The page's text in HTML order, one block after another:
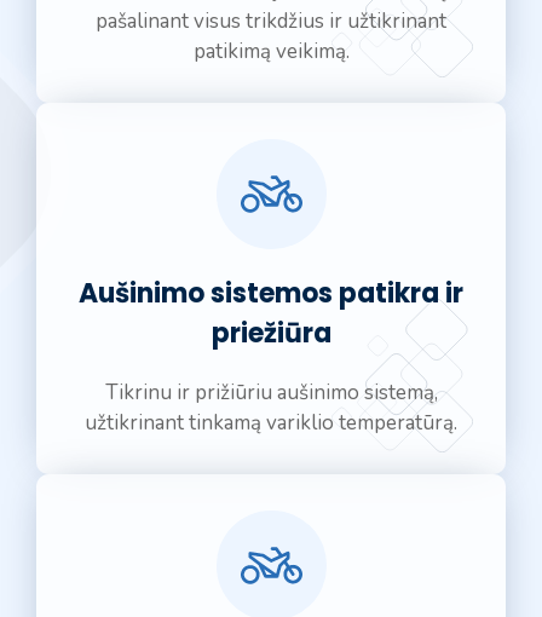
pašalinant visus trikdžius ir užtikrinant
patikimą veikimą.
Aušinimo sistemos patikra ir
priežiūra
Tikrinu ir prižiūriu aušinimo sistemą,
užtikrinant tinkamą variklio temperatūrą.